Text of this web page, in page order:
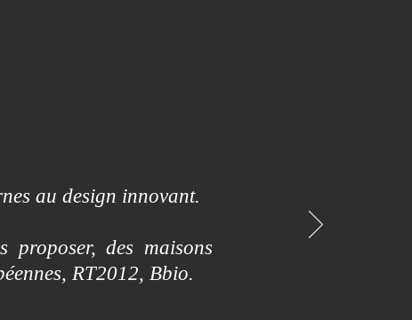
au design innovant.
proposer, des maisons
RT2012, Bbio.